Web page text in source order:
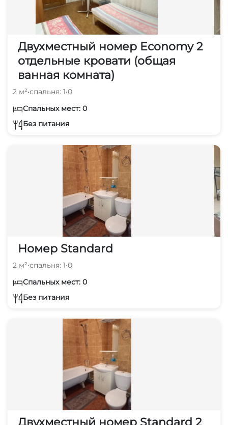
Двухместный номер Economy 2
отдельные кровати (общая
ванная комната)
2 м²•спальня: 1•0
Спальных мест: 0
Без питания
Номер Standard
2 м²•спальня: 1•0
Спальных мест: 0
Без питания
Двухместный номер Standard 2